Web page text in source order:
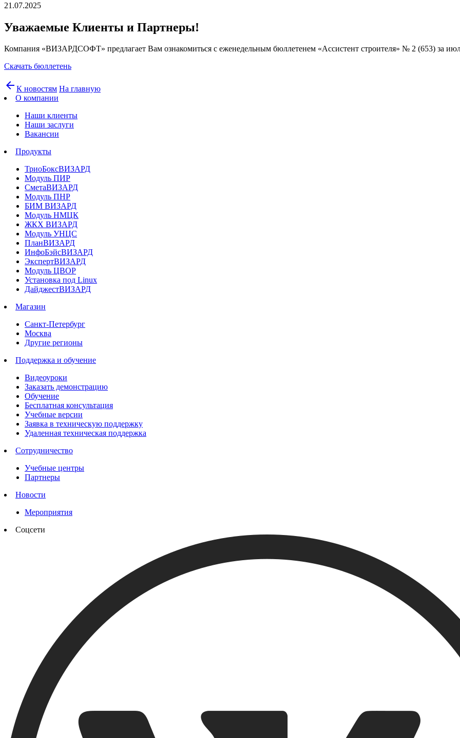
21.07.2025
Уважаемые Клиенты и Партнеры!
Компания «ВИЗАРДСОФТ» предлагает Вам ознакомиться с еженедельным бюллетенем «Ассистент строителя» № 2 (653) за
Скачать бюллетень
arrow_back К новостям На главную
О компании
Наши клиенты
Наши заслуги
Вакансии
Продукты
ТриоБоксВИЗАРД
Модуль ПИР
СметаВИЗАРД
Модуль ПНР
БИМ ВИЗАРД
Модуль НМЦК
ЖКХ ВИЗАРД
Модуль УНЦС
ПланВИЗАРД
ИнфоБэйсВИЗАРД
ЭкспертВИЗАРД
Модуль ЦВОР
Установка под Linux
ДайджестВИЗАРД
Магазин
Санкт-Петербург
Москва
Другие регионы
Поддержка и обучение
Видеоуроки
Заказать демонстрацию
Обучение
Бесплатная консультация
Учебные версии
Заявка в техническую поддержку
Удаленная техническая поддержка
Сотрудничество
Учебные центры
Партнеры
Новости
Мероприятия
Соцсети